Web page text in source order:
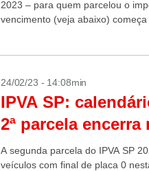
2023 – para quem parcelou o
vencimento (veja abaixo) começa
24/02/23 - 14:08min
IPVA SP:
2ª parcela encerra
A segunda parcela do IPVA SP
veículos com final de placa 0